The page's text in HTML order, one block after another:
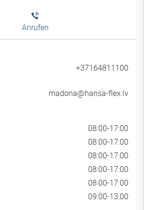
Anrufen
+37164811100
madona@hansa-flex.lv
08:00-17:00
08:00-17:00
08:00-17:00
08:00-17:00
08:00-17:00
09:00-13:00